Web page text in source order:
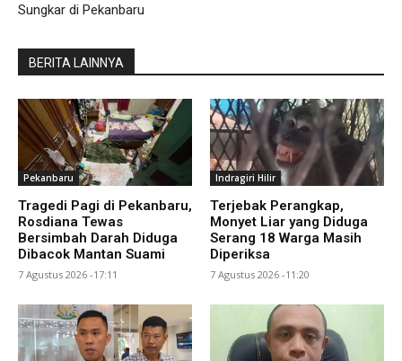
Sungkar di Pekanbaru
BERITA LAINNYA
Pekanbaru
Tragedi Pagi di Pekanbaru,
Rosdiana Tewas
Bersimbah Darah Diduga
Dibacok Mantan Suami
7 Agustus 2026 -17:11
Indragiri Hilir
Terjebak Perangkap,
Monyet Liar yang Diduga
Serang 18 Warga Masih
Diperiksa
7 Agustus 2026 -11:20